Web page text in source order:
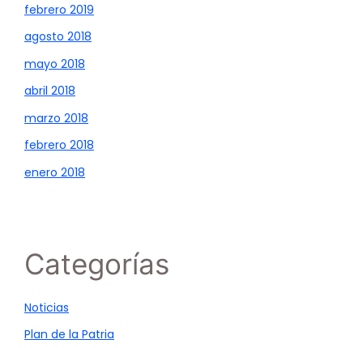
febrero 2019
agosto 2018
mayo 2018
abril 2018
marzo 2018
febrero 2018
enero 2018
Categorías
Noticias
Plan de la Patria